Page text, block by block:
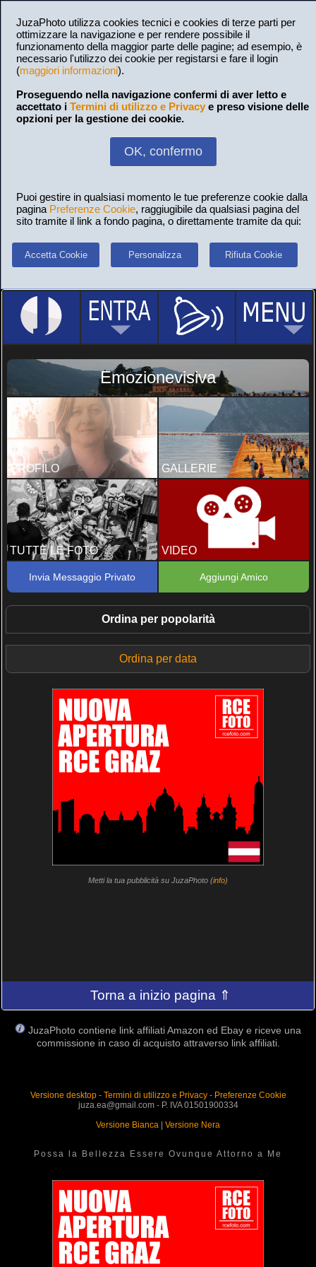
JuzaPhoto utilizza cookies tecnici e cookies di terze parti per
ottimizzare la navigazione e per rendere possibile il
funzionamento della maggior parte delle pagine; ad esempio, è
necessario l'utilizzo dei cookie per registarsi e fare il login
(maggiori informazioni).
Proseguendo nella navigazione confermi di aver letto e
accettato i Termini di utilizzo e Privacy e preso visione delle
opzioni per la gestione dei cookie.
OK, confermo
Puoi gestire in qualsiasi momento le tue preferenze cookie dalla
pagina Preferenze Cookie, raggiugibile da qualsiasi pagina del
sito tramite il link a fondo pagina, o direttamente tramite da qui:
Accetta Cookie Personalizza Rifiuta Cookie
Emozionevisiva
PROFILO GALLERIE
TUTTE LE FOTO VIDEO
Invia Messaggio Privato Aggiungi Amico
Ordina per popolarità
Ordina per data
Metti la tua pubblicità su JuzaPhoto (info)
Torna a inizio pagina ⇑
JuzaPhoto contiene link affiliati Amazon ed Ebay e riceve una
commissione in caso di acquisto attraverso link affiliati.
Versione desktop- Termini di utilizzo e Privacy- Preferenze Cookie
juza.ea@gmail.com - P. IVA 01501900334
Versione Bianca
Versione Nera
Possa la Bellezza Essere Ovunque Attorno a Me